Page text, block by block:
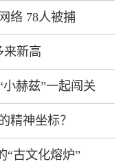
络 78人被捕
来新高
赫兹”一起闯关
精神坐标？
“古文化熔炉”